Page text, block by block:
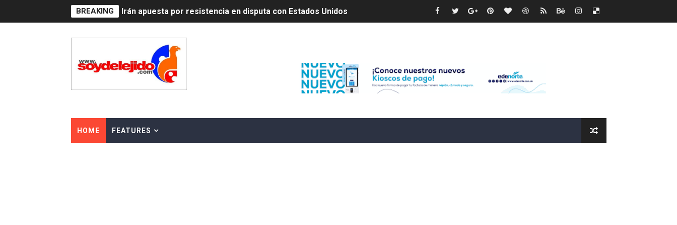
BREAKING Irán apuesta por resistencia en disputa con Estados Unidos
Precio del dólar hoy viernes 7 de agosto de 2026
Un derrumbe en el centro de Cuba deja dos personas muertas y otra herida
HOME FEATURES